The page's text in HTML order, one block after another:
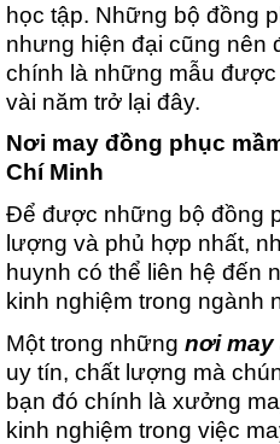
học tập. Những bộ đồng
nhưng hiện đại cũng nên
chính là những mẫu
vài năm trở lại đây.
Nơi may đồng phục
Chí Minh
Để được những bộ đồng
lượng và phủ hợp nhất,
huynh có thể liên hệ đến
kinh nghiệm trong ngành
Một trong những
uy tín, chất lượng mà
bạn đó chính là xưởng
kinh nghiệm trong việc